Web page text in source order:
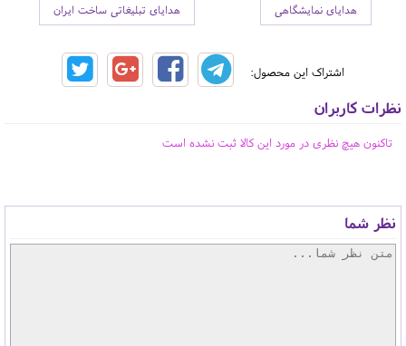
هدایای نمایشگاهی هدایای تبلیغاتی ساخت ایران
اشتراک این محصول:
نظرات کاربران
تاکنون هیچ نظری در مورد این کالا ثبت نشده است
نظر شما